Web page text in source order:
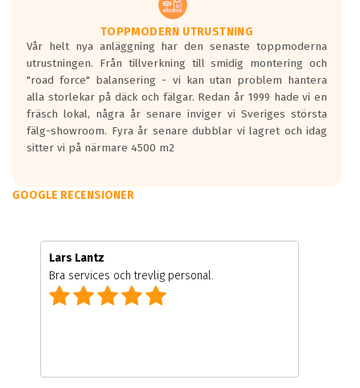
TOPPMODERN UTRUSTNING
Vår helt nya anläggning har den senaste toppmoderna
utrustningen. Från tillverkning till smidig montering och
"road force" balansering - vi kan utan problem hantera
alla storlekar på däck och fälgar. Redan år 1999 hade vi en
fräsch lokal, några år senare inviger vi Sveriges största
fälg-showroom. Fyra år senare dubblar vi lagret och idag
sitter vi på närmare 4500 m2
GOOGLE RECENSIONER
Lars Lantz
Bra services och trevlig personal.